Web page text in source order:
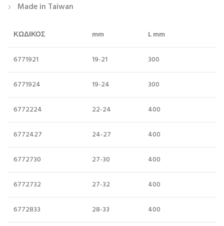
Made in Taiwan
ΚΩΔΙΚΟΣ mm L mm
6771921 19-21 300
6771924 19-24 300
6772224 22-24 400
6772427 24-27 400
6772730 27-30 400
6772732 27-32 400
6772833 28-33 400